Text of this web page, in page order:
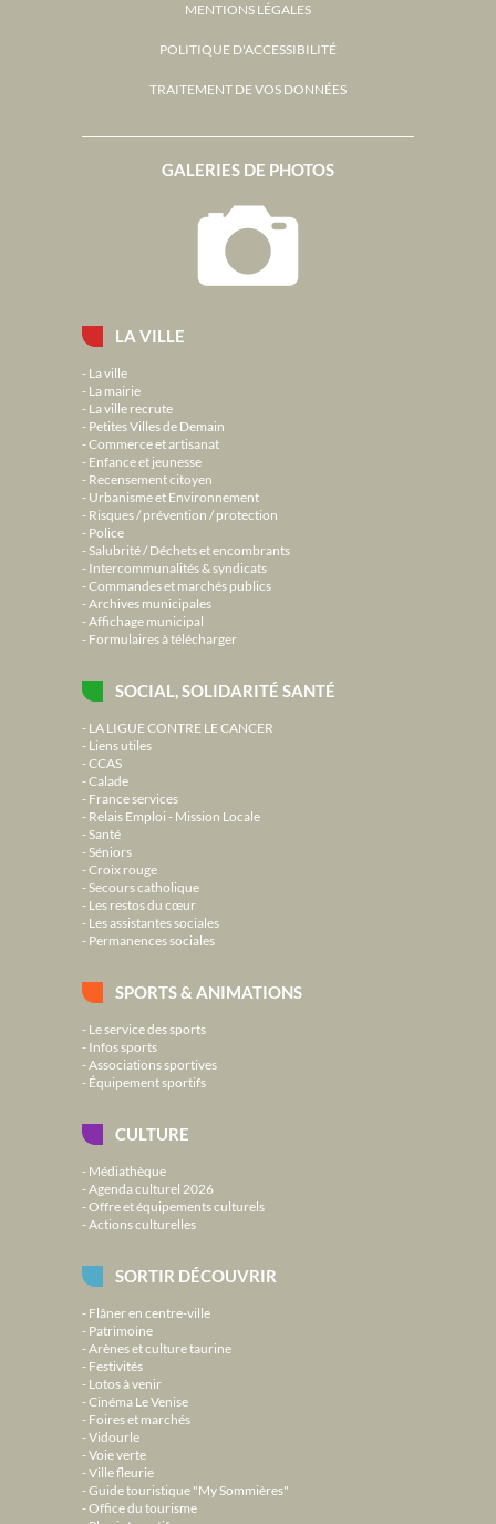
LA VILLE
La ville
La mairie
La ville recrute
Petites Villes de Demain
Commerce et artisanat
Enfance et jeunesse
Recensement citoyen
Urbanisme et Environnement
Risques / prévention / protection
Police
Salubrité / Déchets et encombrants
Intercommunalités & syndicats
Commandes et marchés publics
Archives municipales
Affichage municipal
Formulaires à télécharger
SOCIAL, SOLIDARITÉ SANTÉ
LA LIGUE CONTRE LE CANCER
Liens utiles
CCAS
Calade
France services
Relais Emploi - Mission Locale
Santé
Séniors
Croix rouge
Secours catholique
Les restos du cœur
Les assistantes sociales
Permanences sociales
SPORTS & ANIMATIONS
Le service des sports
Infos sports
Associations sportives
Équipement sportifs
CULTURE
Médiathèque
Agenda culturel 2026
Offre et équipements culturels
Actions culturelles
SORTIR DÉCOUVRIR
Flâner en centre-ville
Patrimoine
Arènes et culture taurine
Festivités
Lotos à venir
Cinéma Le Venise
Foires et marchés
Vidourle
Voie verte
Ville fleurie
Guide touristique "My Sommières"
Office du tourisme
GALERIES DE PHOTOS
MENTIONS LÉGALES
POLITIQUE D'ACCESSIBILITÉ
TRAITEMENT DE VOS DONNÉES